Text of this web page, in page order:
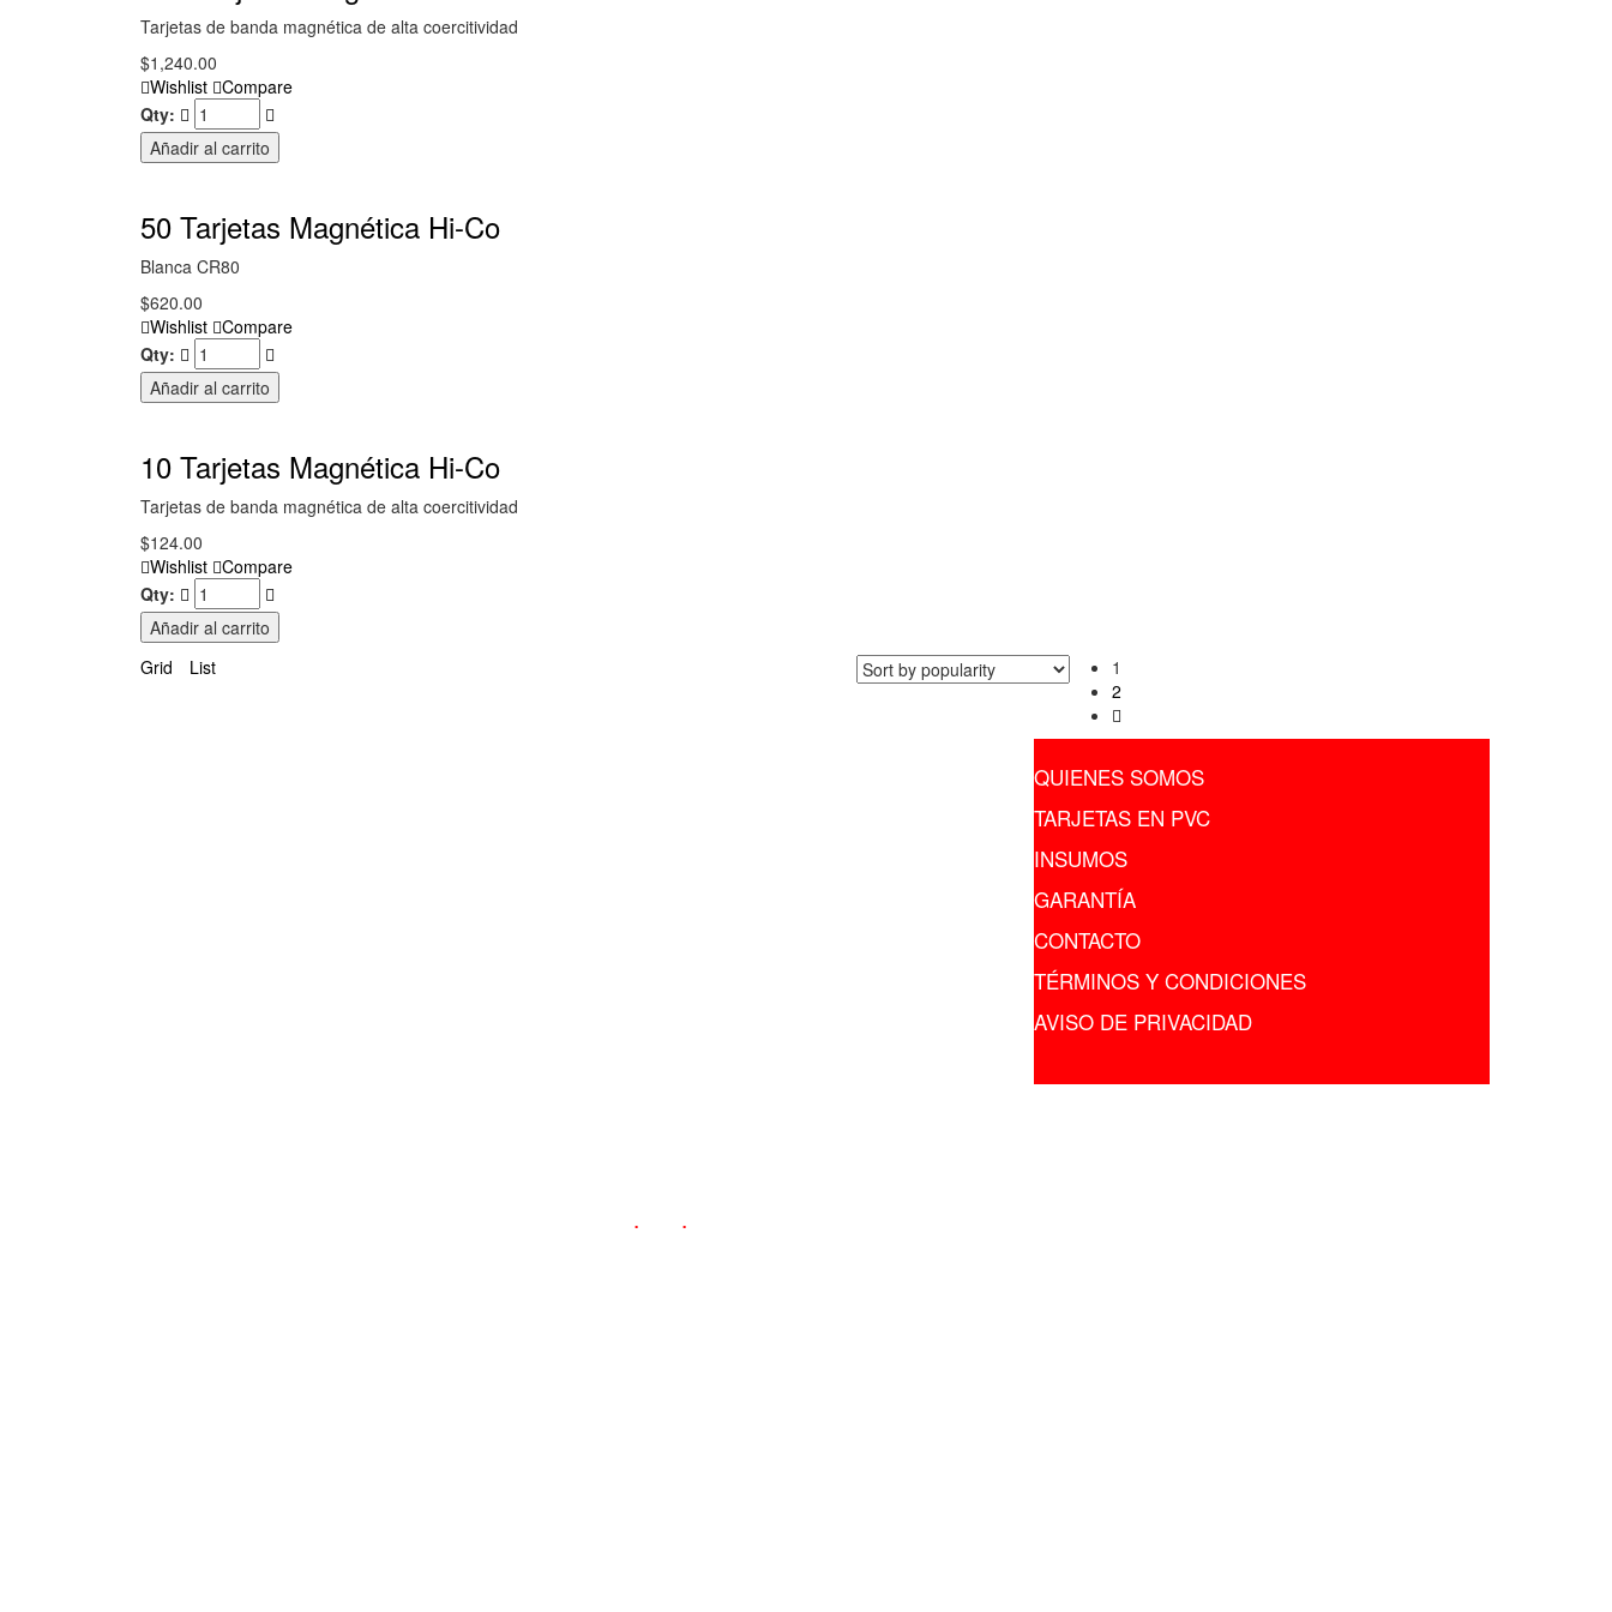
Tarjetas de banda magnética de alta coercitividad
$1,240.00
Wishlist Compare
Qty:
Añadir al carrito
50 Tarjetas Magnética Hi-Co
Blanca CR80
$620.00
Wishlist Compare
Qty:
Añadir al carrito
10 Tarjetas Magnética Hi-Co
Tarjetas de banda magnética de alta coercitividad
$124.00
Wishlist Compare
Qty:
Añadir al carrito
Grid
List
1
2
. .
QUIENES SOMOS
TARJETAS EN PVC
INSUMOS
GARANTÍA
CONTACTO
TÉRMINOS Y CONDICIONES
AVISO DE PRIVACIDAD